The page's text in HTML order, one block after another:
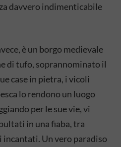
davvero indimenticabile
è un borgo medievale
di tufo, soprannominato il
case in pietra, i vicoli
lo rendono un luogo
per le sue vie, vi
in una fiaba, tra
incantati. Un vero paradiso